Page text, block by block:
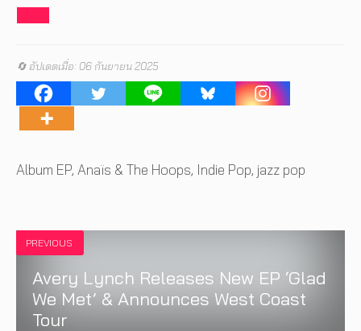
🔄 อัปเดตเมื่อ: 06 กันยายน 2025
Tags
Album EP, Anaïs & The Hoops, Indie Pop, jazz pop
PREVIOUS
Avery Lynch Releases New EP ‘Glad
We Met’ & Announces West Coast
Tour